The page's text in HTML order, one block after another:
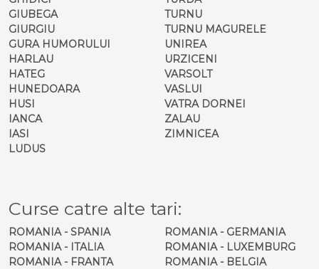
GIUBEGA
GIURGIU
GURA HUMORULUI
HARLAU
HATEG
HUNEDOARA
HUSI
IANCA
IASI
LUDUS
TURNU
TURNU MAGURELE
UNIREA
URZICENI
VARSOLT
VASLUI
VATRA DORNEI
ZALAU
ZIMNICEA
Curse catre alte tari:
ROMANIA - SPANIA
ROMANIA - ITALIA
ROMANIA - FRANTA
ROMANIA - GERMANIA
ROMANIA - LUXEMBURG
ROMANIA - BELGIA